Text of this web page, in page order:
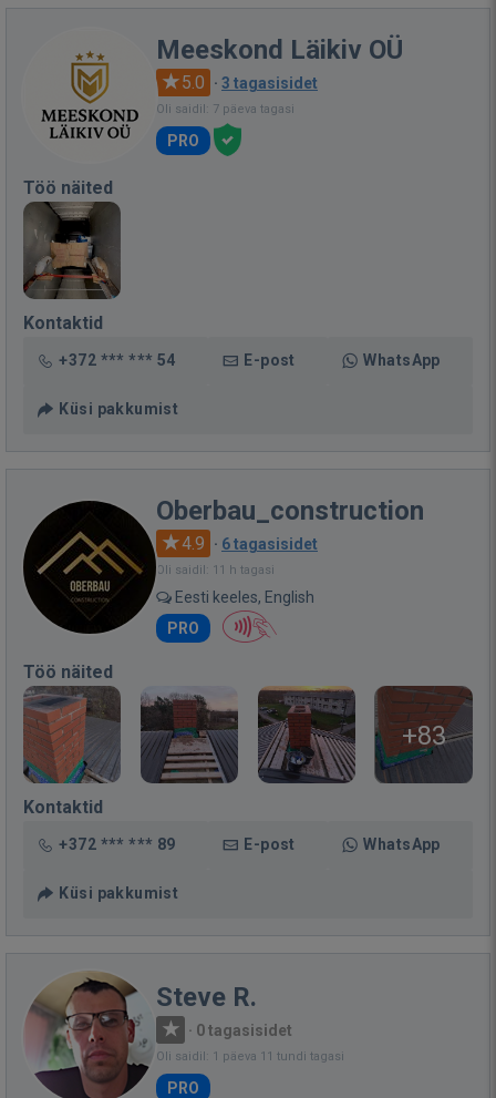
Meeskond Läikiv OÜ
5.0 · 3 tagasisidet
Oli saidil: 7 päeva tagasi
PRO
Töö näited
Kontaktid
+372 *** *** 54 E-post WhatsApp
Küsi pakkumist
Oberbau_construction
4.9 · 6 tagasisidet
Oli saidil: 11 h tagasi
Eesti keeles, English
PRO
Töö näited
+83
Kontaktid
+372 *** *** 89 E-post WhatsApp
Küsi pakkumist
Steve R.
· 0 tagasisidet
Oli saidil: 1 päeva 11 tundi tagasi
PRO